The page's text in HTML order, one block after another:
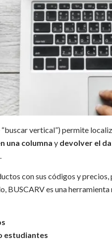
vertical”) permite
una columna y devolver el
.
con sus códigos y
BUSCARV es una
estudiantes